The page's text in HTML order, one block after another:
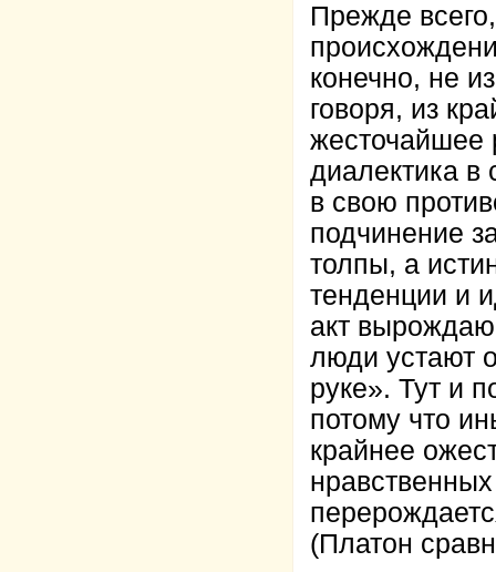
Прежде
конечно, не
говоря, из
жесточайшее
диалектика в
в свою
подчинение
толпы, а
тенденции и
акт
люди устают
руке». Тут и
потому что
крайнее
(Платон